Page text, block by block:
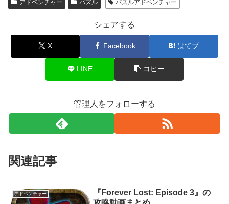
アドベンチャー パズル パズルアドベンチャー
シェアする
X Facebook はてブ
LINE コピー
管理人をフォローする
関連記事
アドベンチャー
『Forever Lost: Episode 3』の